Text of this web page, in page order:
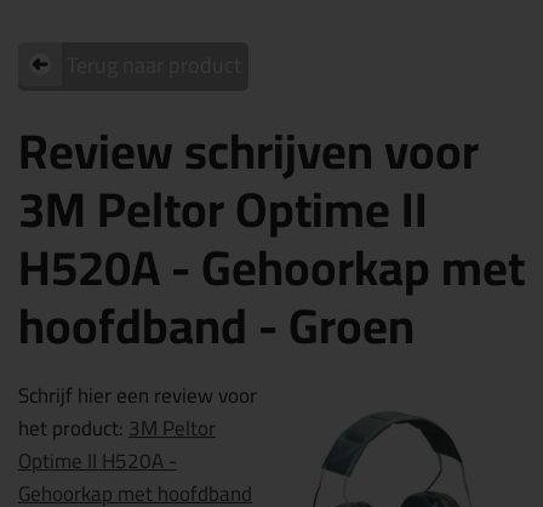
Review schrijven voor
3M Peltor Optime II
H520A - Gehoorkap met
hoofdband - Groen
Schrijf hier een review voor
het product:3M Peltor
Optime II H520A -
Gehoorkap met hoofdband